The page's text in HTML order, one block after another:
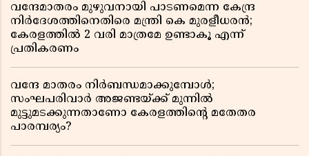
വന്ദേമാതരം മുഴുവനായി പാടണമെന്ന കേന്ദ്ര
നിർദേശത്തിനെതിരെ മന്ത്രി കെ മുരളീധരൻ;
കേരളത്തിൽ 2 വരി മാത്രമേ ഉണ്ടാകൂ എന്ന്
പ്രതികരണം
വന്ദേ മാതരം നിർബന്ധമാക്കുമ്പോൾ;
സംഘപരിവാർ അജണ്ടയ്ക്ക് മുന്നിൽ
മുട്ടുമടക്കുന്നതാണോ കേരളത്തിന്റെ മതേതര
പാരമ്പര്യം?